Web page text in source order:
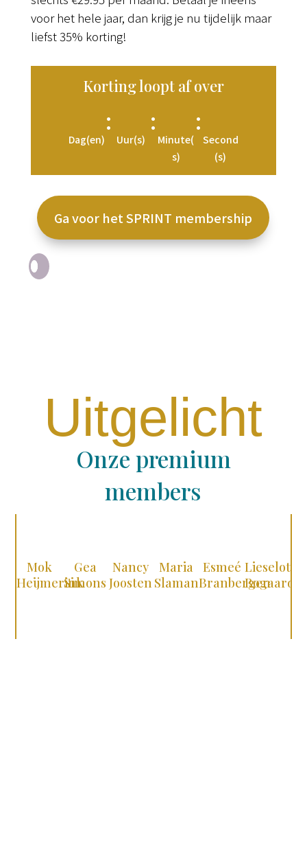
voor het hele jaar, dan krijg je nu tijdelijk maar
liefst 35% korting!
Korting loopt af over
Dag(en)
:
Uur(s)
:
Minute(
s)
:
Second
(s)
Ga voor het SPRINT membership
Uitgelicht
Onze premium
members
Mok
Heijmerink
Gea
Simons
Nancy
Joosten
Maria
Slaman
Esmeé
Branbergen
Lieselotte
Bogaard